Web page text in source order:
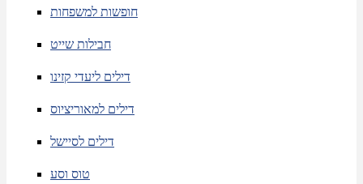
חופשות למשפחות
חבילות שייט
דילים ליעדי קזינו
דילים למאוריציוס
דילים לסיישל
טוס וסע